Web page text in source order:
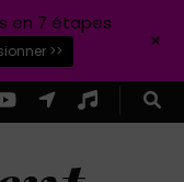
en 7 étapes
>> +